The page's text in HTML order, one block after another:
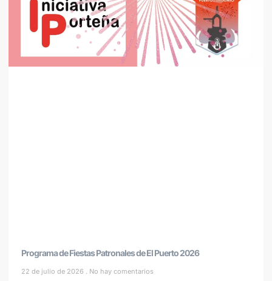
Programa de Fiestas Patronales de El Puerto 2026
22 de julio de 2026 No hay comentarios